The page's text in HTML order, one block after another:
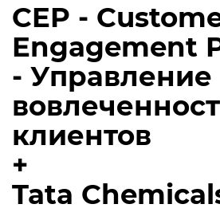
CEP -
Engagement
- Управление
клиентов
+
Tata